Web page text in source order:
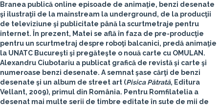
Branea publică online episoade de animaţie, benzi desenate
şi ilustraţii de la mainstream la underground, de la producţii
de televiziune şi publicitate până la scurtmetraje pentru
internet. În prezent, Matei se află în faza de pre-producţie
pentru un scurtmetraj despre roboţi balcanici, predă animaţie
la UNATC Bucureşti şi pregăteşte o nouă carte cu OMULAN.
Alexandru Ciubotariu a publicat grafică de revistă şi carte şi
numeroase benzi desenate. A semnat şase cărţi de benzi
desenate şi un album de street art (Pisica Pătrată, Editura
Vellant, 2009), primul din România. Pentru Romfilatelia a
desenat mai multe serii de timbre editate în sute de mii de